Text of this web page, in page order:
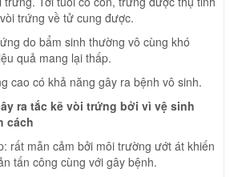
trứng về tử cung được.
do bẩm sinh thường vô cùng khó
quả mang lại thấp.
cao có khả năng gây ra bệnh vô sinh.
ra tắc kẽ vòi trứng bởi vì vệ sinh
cách
rất mẫn cảm bởi môi trường ướt át khiến
tấn công cùng với gây bệnh.